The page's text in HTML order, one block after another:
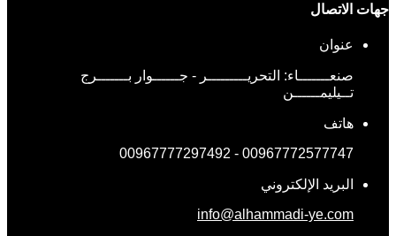
جهات الاتصال
عنوان
صنعـــــــاء: التحريـــــــــر - جــــــوار بـــــــرج
تــيليمــــــن
هاتف
00967772577747 - 00967777297492
البريد الإلكتروني
info@alhammadi-ye.com